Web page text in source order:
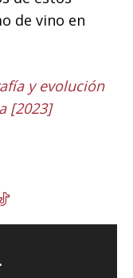
de vino en
y evolución
[2023]